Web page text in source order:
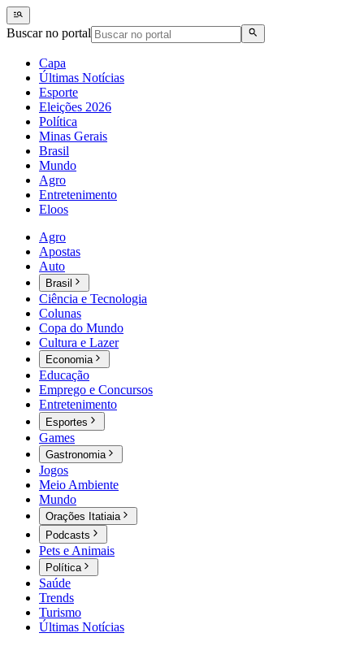
Buscar no portal
Capa
Últimas Notícias
Esporte
Eleições 2026
Política
Minas Gerais
Brasil
Mundo
Agro
Entretenimento
Eloos
Agro
Apostas
Auto
Brasil
Ciência e Tecnologia
Colunas
Copa do Mundo
Cultura e Lazer
Economia
Educação
Emprego e Concursos
Entretenimento
Esportes
Games
Gastronomia
Jogos
Meio Ambiente
Mundo
Orações Itatiaia
Podcasts
Pets e Animais
Política
Saúde
Trends
Turismo
Últimas Notícias